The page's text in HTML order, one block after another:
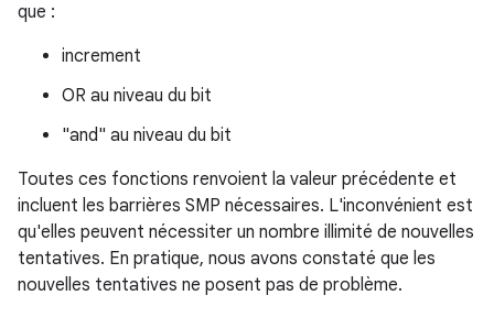
que :
increment
OR au niveau du bit
"and" au niveau du bit
Toutes ces fonctions renvoient la valeur précédente et
incluent les barrières SMP nécessaires. L'inconvénient est
qu'elles peuvent nécessiter un nombre illimité de nouvelles
tentatives. En pratique, nous avons constaté que les
nouvelles tentatives ne posent pas de problème.